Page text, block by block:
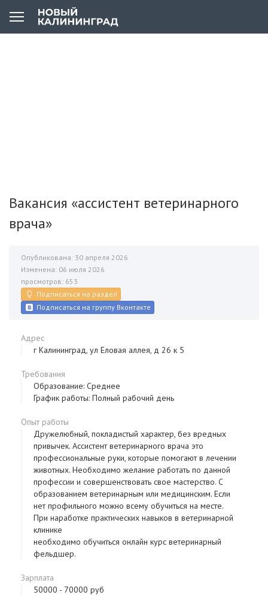
Вакансия «ассистент ветеринарного
врача»
Опубликована: 30 апреля 2026
Изменена: 06 июля 2026
просмотров: 653
Подписаться на раздел
Подписаться на группу Вконтакте
Адрес
г Калининград, ул Еловая аллея, д 26 к 5
Требования
Образование: Среднее
График работы: Полный рабочий день
Опыт работы
Дружелюбный, покладистый характер, без вредных
привычек. Ассистент ветеринарного врача это
профессиональные руки, которые помогают в лечении
животных. Необходимо желание работать по данной
профессии и совершенствовать свое мастерство. С
образованием ветеринарным или медицинским. Если
нет профильного можно всему обучиться на месте.
При наработке практических навыков в ветеринарной
клинике
необходимо обучиться онлайн курс ветеринарный
фельдшер.
Зарплата
50000 - 70000 руб